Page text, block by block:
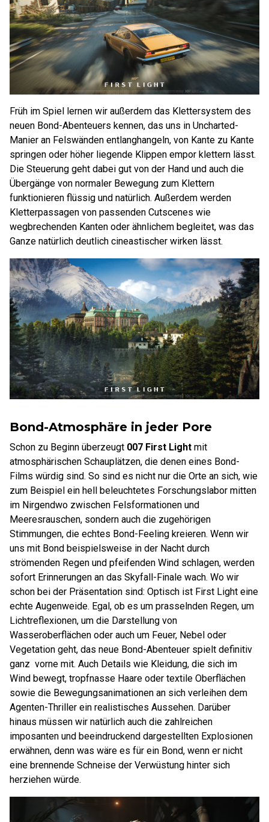
Früh im Spiel lernen wir außerdem das Klettersystem des
neuen Bond-Abenteuers kennen, das uns in Uncharted-
Manier an Felswänden entlanghangeln, von Kante zu Kante
springen oder höher liegende Klippen empor klettern lässt.
Die Steuerung geht dabei gut von der Hand und auch die
Übergänge von normaler Bewegung zum Klettern
funktionieren flüssig und natürlich. Außerdem werden
Kletterpassagen von passenden Cutscenes wie
wegbrechenden Kanten oder ähnlichem begleitet, was das
Ganze natürlich deutlich cineastischer wirken lässt.
Bond-Atmosphäre in jeder Pore
Schon zu Beginn überzeugt 007 First Light mit
atmosphärischen Schauplätzen, die denen eines Bond-
Films würdig sind. So sind es nicht nur die Orte an sich, wie
zum Beispiel ein hell beleuchtetes Forschungslabor mitten
im Nirgendwo zwischen Felsformationen und
Meeresrauschen, sondern auch die zugehörigen
Stimmungen, die echtes Bond-Feeling kreieren. Wenn wir
uns mit Bond beispielsweise in der Nacht durch
strömenden Regen und pfeifenden Wind schlagen, werden
sofort Erinnerungen an das Skyfall-Finale wach. Wo wir
schon bei der Präsentation sind: Optisch ist First Light eine
echte Augenweide. Egal, ob es um prasselnden Regen, um
Lichtreflexionen, um die Darstellung von
Wasseroberflächen oder auch um Feuer, Nebel oder
Vegetation geht, das neue Bond-Abenteuer spielt definitiv
ganz vorne mit. Auch Details wie Kleidung, die sich im
Wind bewegt, tropfnasse Haare oder textile Oberflächen
sowie die Bewegungsanimationen an sich verleihen dem
Agenten-Thriller ein realistisches Aussehen. Darüber
hinaus müssen wir natürlich auch die zahlreichen
imposanten und beeindruckend dargestellten Explosionen
erwähnen, denn was wäre es für ein Bond, wenn er nicht
eine brennende Schneise der Verwüstung hinter sich
herziehen würde.